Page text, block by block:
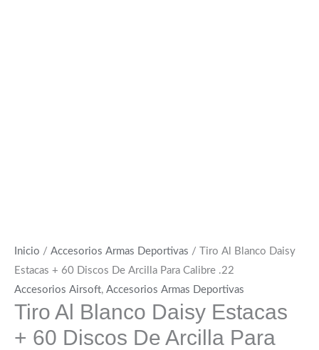
Inicio / Accesorios Armas Deportivas / Tiro Al Blanco Daisy
Estacas + 60 Discos De Arcilla Para Calibre .22
Accesorios Airsoft, Accesorios Armas Deportivas
Tiro Al Blanco Daisy Estacas
+ 60 Discos De Arcilla Para